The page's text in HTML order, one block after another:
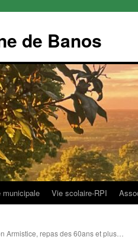
de Banos
municipale Vie scolaire-RPI
Armistice, repas des 60ans et plus…